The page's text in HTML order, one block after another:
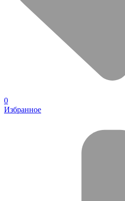
0
Избранное